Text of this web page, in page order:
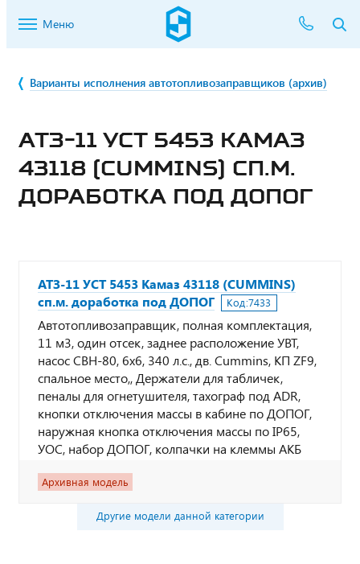
Меню
Варианты исполнения автотопливозаправщиков (архив)
АТЗ-11 УСТ 5453 КАМАЗ
43118 (CUMMINS) СП.М.
ДОРАБОТКА ПОД ДОПОГ
АТЗ-11 УСТ 5453 Камаз 43118 (CUMMINS)
сп.м. доработка под ДОПОГ
Код:7433
Автотопливозаправщик, полная комплектация,
11 м3, один отсек, заднее расположение УВТ,
насос СВН-80, 6х6, 340 л.с., дв. Cummins, КП ZF9,
спальное место,, Держатели для табличек,
пеналы для огнетушителя, тахограф под ADR,
кнопки отключения массы в кабине по ДОПОГ,
наружная кнопка отключения массы по IP65,
УОС, набор ДОПОГ, колпачки на клеммы АКБ
Архивная модель
Другие модели данной категории